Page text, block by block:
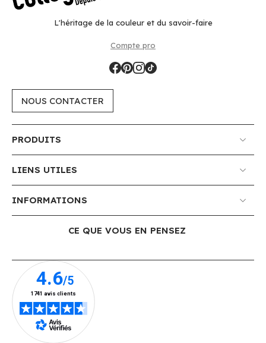
L'héritage de la couleur et du savoir-faire
Compte pro
NOUS CONTACTER
PRODUITS
LIENS UTILES
INFORMATIONS
CE QUE VOUS EN PENSEZ